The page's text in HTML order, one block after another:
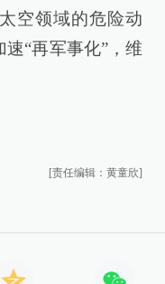
空领域的危险动
“再军事化”，维
[责任编辑：黄童欣]